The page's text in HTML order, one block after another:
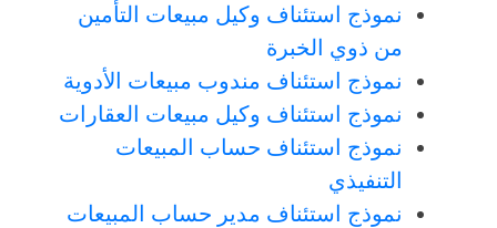
نموذج استئناف وكيل مبيعات التأمين
من ذوي الخبرة
نموذج استئناف مندوب مبيعات الأدوية
نموذج استئناف وكيل مبيعات العقارات
نموذج استئناف حساب المبيعات
التنفيذي
نموذج استئناف مدير حساب المبيعات